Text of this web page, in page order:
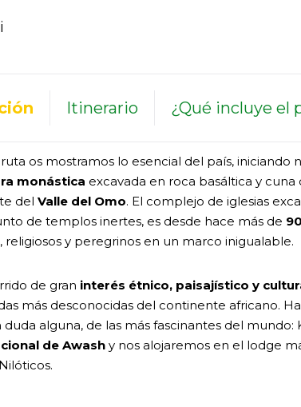
Itinerario ¿Qué incluye el
os mostramos lo esencial del país,
monástica excavada en roca basáltica y
del Valle del Omo. El complejo de iglesias
de templos inertes, es desde hace más de
religiosos y peregrinos en un marco inigualable.
de gran interés étnico, paisajístico y
más desconocidas del continente africano.
duda alguna, de las más fascinantes del
de Awash y nos alojaremos en el lodge